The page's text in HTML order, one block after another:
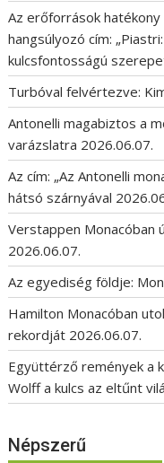
Az erőforrások
hangsúlyozó cím:
kulcsfontosságú
Turbóval felvértezve:
Antonelli magabiztos a
varázslatra 2026.06.07.
Az cím: „Az Antonelli
hátsó szárnyával
Verstappen Monacóban
2026.06.07.
Az egyediség földje:
Hamilton Monacóban
rekordját 2026.06.07.
Együttérző remények a
Wolff a kulcs az eltűnt
Népszerű